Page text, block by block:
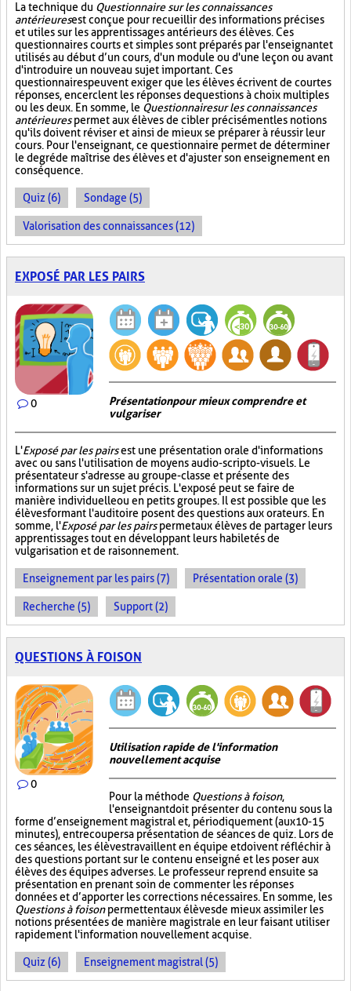
La technique du Questionnaire sur les connaissances
antérieuresest conçue pour recueillir des informations précises
et utiles sur les apprentissages antérieurs des élèves. Ces
questionnaires courts et simples sont préparés par l'enseignant et
utilisés au début d’un cours, d'un module ou d'une leçon ou avant
d'introduire un nouveau sujet important. Ces
questionnaires peuvent exiger que les élèves écrivent de courtes
réponses, encerclent les réponses de questions à choix multiples
ou les deux. En somme, le Questionnaire sur les connaissances
antérieurespermet aux élèves de cibler précisément les notions
qu'ils doivent réviser et ainsi de mieux se préparer à réussir leur
cours. Pour l'enseignant, ce questionnaire permet de déterminer
le degré de maîtrise des élèves et d'ajuster son enseignement en
conséquence.
Quiz (6) Sondage (5)
Valorisation des connaissances (12)
EXPOSÉ PAR LES PAIRS
0
Présentation pour mieux comprendre et
vulgariser
L'Exposé par les pairsest une présentation orale d'informations
avec ou sans l'utilisation de moyens audio-scripto-visuels. Le
présentateur s'adresse au groupe-classe et présente des
informations sur un sujet précis. L'exposé peut se faire de
manière individuelle ou en petits groupes. Il est possible que les
élèves formant l'auditoire posent des questions aux orateurs. En
somme, l'Exposé par les pairspermet aux élèves de partager leurs
apprentissages tout en développant leurs habiletés de
vulgarisation et de raisonnement.
Enseignement par les pairs (7) Présentation orale (3)
Recherche (5) Support (2)
QUESTIONS À FOISON
0
Utilisation rapide de l'information
nouvellement acquise
Pour la méthode Questions à foison,
l'enseignant doit présenter du contenu sous la
forme d’enseignement magistral et, périodiquement (aux 10-15
minutes), entrecouper sa présentation de séances de quiz. Lors de
ces séances, les élèves travaillent en équipe et doivent réfléchir à
des questions portant sur le contenu enseigné et les poser aux
élèves des équipes adverses. Le professeur reprend ensuite sa
présentation en prenant soin de commenter les réponses
données et d’apporter les corrections nécessaires. En somme, les
Questions à foisonpermettent aux élèves de mieux assimiler les
notions présentées de manière magistrale en leur faisant utiliser
rapidement l'information nouvellement acquise.
Quiz (6) Enseignement magistral (5)